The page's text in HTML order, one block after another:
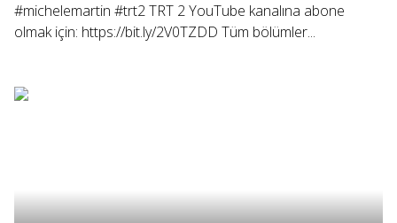
#michelemartin #trt2 TRT 2 YouTube kanalına abone
olmak için: https://bit.ly/2V0TZDD Tüm bölümler...